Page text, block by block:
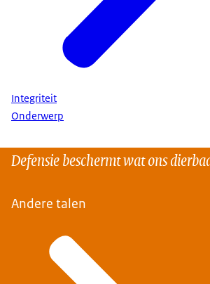
Integriteit
Onderwerp
Defensie beschermt wat ons
Andere talen